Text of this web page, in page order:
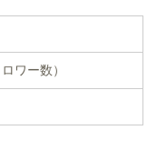
ワー数）